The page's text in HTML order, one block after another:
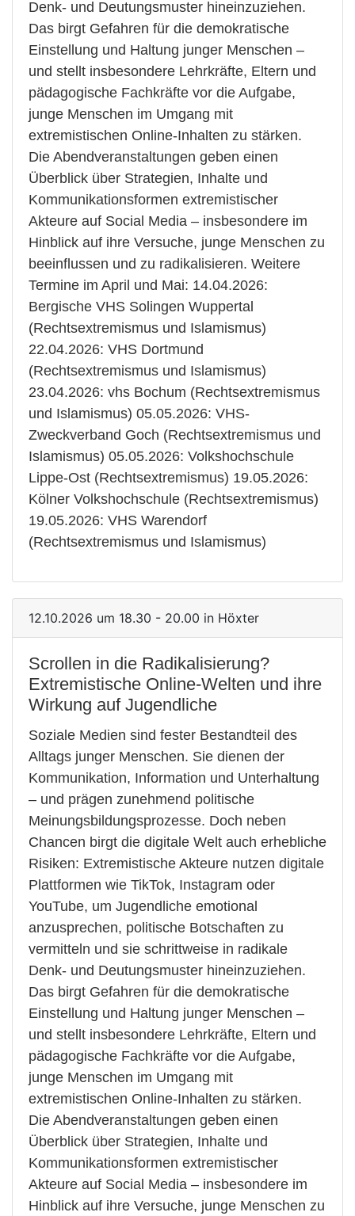
Denk- und Deutungsmuster hineinzuziehen.
Das birgt Gefahren für die demokratische
Einstellung und Haltung junger Menschen –
und stellt insbesondere Lehrkräfte, Eltern und
pädagogische Fachkräfte vor die Aufgabe,
junge Menschen im Umgang mit
extremistischen Online-Inhalten zu stärken.
Die Abendveranstaltungen geben einen
Überblick über Strategien, Inhalte und
Kommunikationsformen extremistischer
Akteure auf Social Media – insbesondere im
Hinblick auf ihre Versuche, junge Menschen zu
beeinflussen und zu radikalisieren. Weitere
Termine im April und Mai: 14.04.2026:
Bergische VHS Solingen Wuppertal
(Rechtsextremismus und Islamismus)
22.04.2026: VHS Dortmund
(Rechtsextremismus und Islamismus)
23.04.2026: vhs Bochum (Rechtsextremismus
und Islamismus) 05.05.2026: VHS-
Zweckverband Goch (Rechtsextremismus und
Islamismus) 05.05.2026: Volkshochschule
Lippe-Ost (Rechtsextremismus) 19.05.2026:
Kölner Volkshochschule (Rechtsextremismus)
19.05.2026: VHS Warendorf
(Rechtsextremismus und Islamismus)
12.10.2026 um 18.30 - 20.00 in Höxter
Scrollen in die Radikalisierung?
Extremistische Online-Welten und ihre
Wirkung auf Jugendliche
Soziale Medien sind fester Bestandteil des
Alltags junger Menschen. Sie dienen der
Kommunikation, Information und Unterhaltung
– und prägen zunehmend politische
Meinungsbildungsprozesse. Doch neben
Chancen birgt die digitale Welt auch erhebliche
Risiken: Extremistische Akteure nutzen digitale
Plattformen wie TikTok, Instagram oder
YouTube, um Jugendliche emotional
anzusprechen, politische Botschaften zu
vermitteln und sie schrittweise in radikale
Denk- und Deutungsmuster hineinzuziehen.
Das birgt Gefahren für die demokratische
Einstellung und Haltung junger Menschen –
und stellt insbesondere Lehrkräfte, Eltern und
pädagogische Fachkräfte vor die Aufgabe,
junge Menschen im Umgang mit
extremistischen Online-Inhalten zu stärken.
Die Abendveranstaltungen geben einen
Überblick über Strategien, Inhalte und
Kommunikationsformen extremistischer
Akteure auf Social Media – insbesondere im
Hinblick auf ihre Versuche, junge Menschen zu